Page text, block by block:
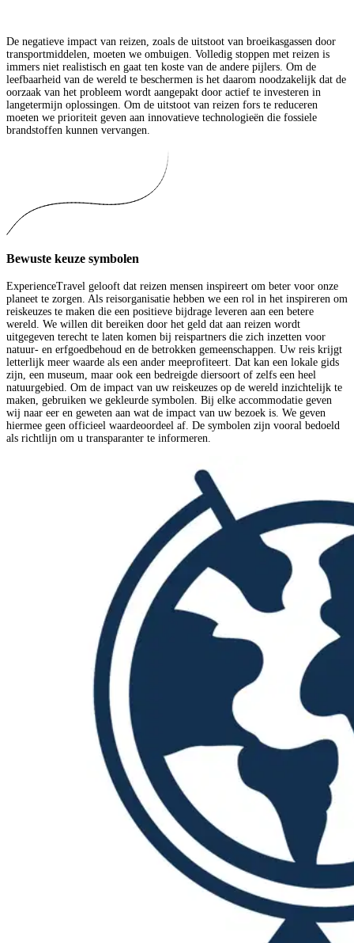
De negatieve impact van reizen, zoals de uitstoot van broeikasgassen door
transportmiddelen, moeten we ombuigen. Volledig stoppen met reizen is
immers niet realistisch en gaat ten koste van de andere pijlers. Om de
leefbaarheid van de wereld te beschermen is het daarom noodzakelijk dat de
oorzaak van het probleem wordt aangepakt door actief te investeren in
langetermijn oplossingen. Om de uitstoot van reizen fors te reduceren
moeten we prioriteit geven aan innovatieve technologieën die fossiele
brandstoffen kunnen vervangen.
Bewuste keuze symbolen
ExperienceTravel gelooft dat reizen mensen inspireert om beter voor onze
planeet te zorgen. Als reisorganisatie hebben we een rol in het inspireren om
reiskeuzes te maken die een positieve bijdrage leveren aan een betere
wereld. We willen dit bereiken door het geld dat aan reizen wordt
uitgegeven terecht te laten komen bij reispartners die zich inzetten voor
natuur- en erfgoedbehoud en de betrokken gemeenschappen. Uw reis krijgt
letterlijk meer waarde als een ander meeprofiteert. Dat kan een lokale gids
zijn, een museum, maar ook een bedreigde diersoort of zelfs een heel
natuurgebied. Om de impact van uw reiskeuzes op de wereld inzichtelijk te
maken, gebruiken we gekleurde symbolen. Bij elke accommodatie geven
wij naar eer en geweten aan wat de impact van uw bezoek is. We geven
hiermee geen officieel waardeoordeel af. De symbolen zijn vooral bedoeld
als richtlijn om u transparanter te informeren.